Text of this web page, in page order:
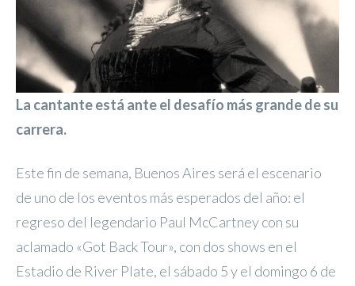
La cantante está ante el desafío más grande de su
carrera.
Este fin de semana, Buenos Aires será el escenario
de uno de los eventos más esperados del año: el
regreso del legendario Paul McCartney con su
aclamado «Got Back Tour», con dos shows en el
Estadio de River Plate, el sábado 5 y el domingo 6 de